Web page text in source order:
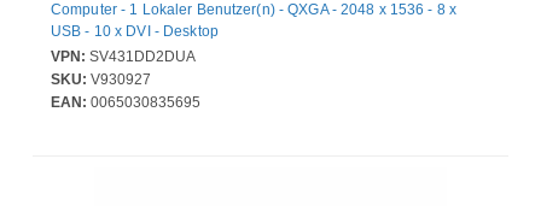
Computer - 1 Lokaler Benutzer(n) - QXGA - 2048 x 1536 - 8 x
USB - 10 x DVI - Desktop
VPN: SV431DD2DUA
SKU: V930927
EAN: 0065030835695